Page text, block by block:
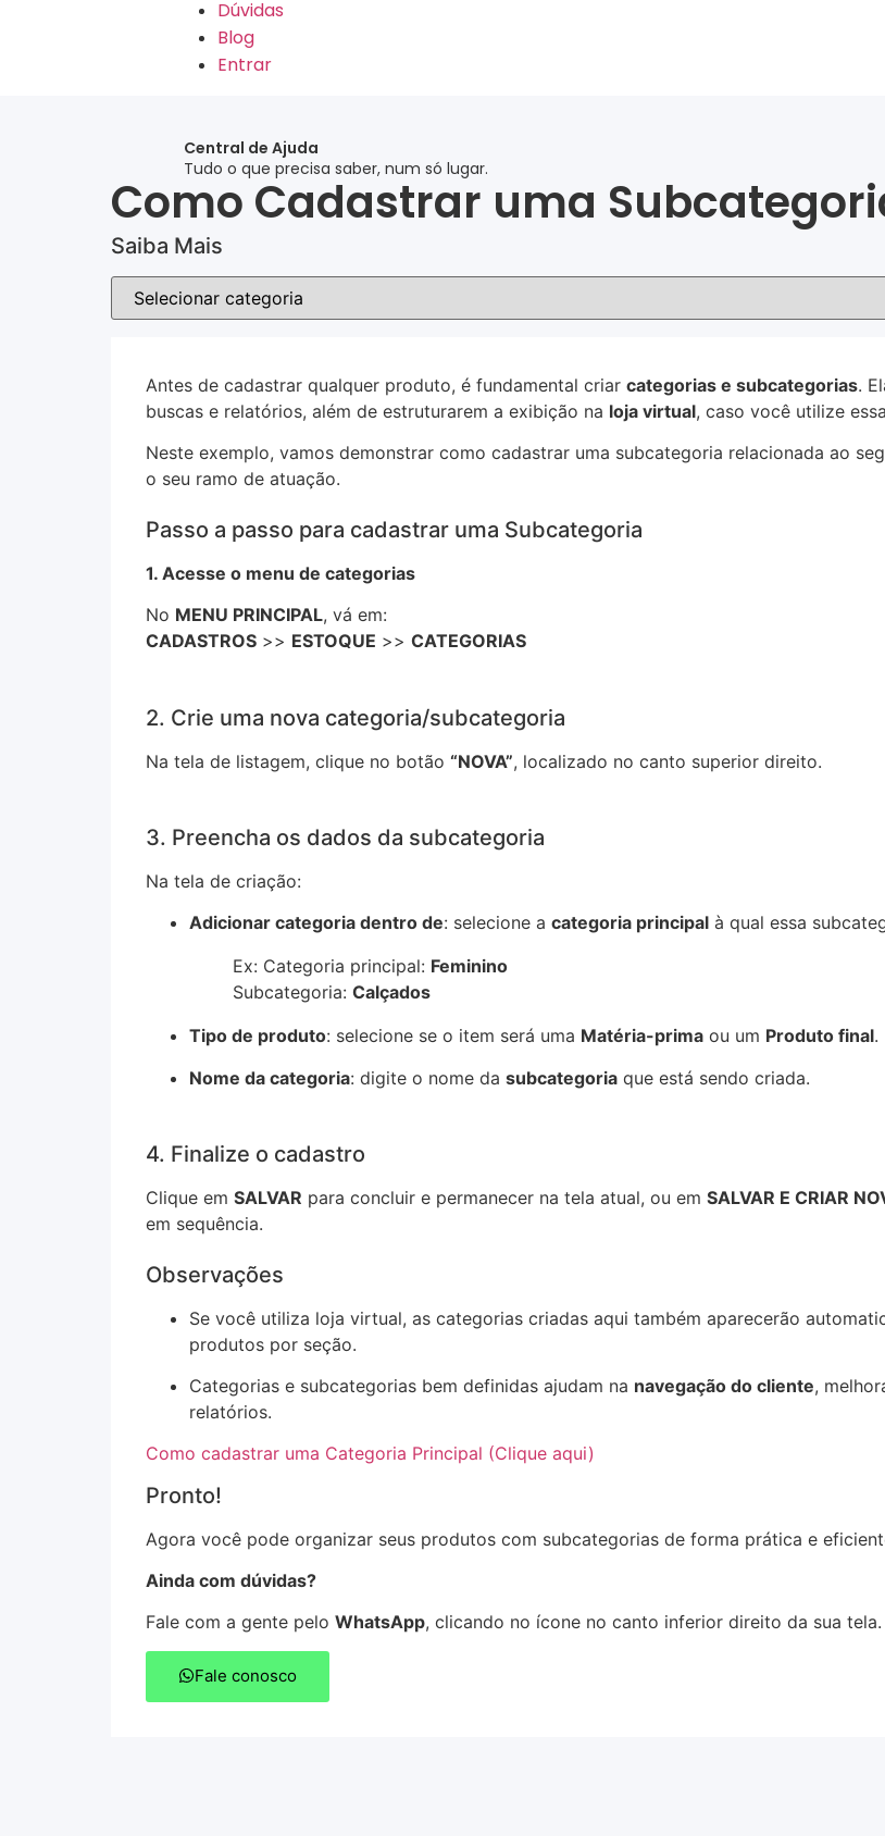
Dúvidas
Blog
Entrar
Central de Ajuda
Tudo o que precisa saber, num só lugar.
Como Cadastrar uma
Saiba Mais
Antes de cadastrar qualquer produto, é fundamental criar categorias e subcategorias.
buscas e relatórios, além de estruturarem a exibição na loja virtual, caso você utilize
Neste exemplo, vamos demonstrar como cadastrar uma subcategoria relacionada ao
o seu ramo de atuação.
Passo a passo para cadastrar uma Subcategoria
1. Acesse o menu de categorias
No MENU PRINCIPAL, vá em:
CADASTROS >> ESTOQUE >> CATEGORIAS
2. Crie uma nova categoria/subcategoria
Na tela de listagem, clique no botão “NOVA”, localizado no canto superior direito.
3. Preencha os dados da subcategoria
Na tela de criação:
Adicionar categoria dentro de: selecione a categoria principal à qual essa
Ex: Categoria principal: Feminino
Subcategoria: Calçados
Tipo de produto: selecione se o item será uma Matéria-prima ou um Produto final.
Nome da categoria: digite o nome da subcategoria que está sendo criada.
4. Finalize o cadastro
Clique em SALVAR para concluir e permanecer na tela atual, ou em SALVAR E CRIAR
em sequência.
Observações
Se você utiliza loja virtual, as categorias criadas aqui também aparecerão
produtos por seção.
Categorias e subcategorias bem definidas ajudam na navegação do cliente,
relatórios.
Como cadastrar uma Categoria Principal (Clique aqui)
Pronto!
Agora você pode organizar seus produtos com subcategorias de forma prática e
Ainda com dúvidas?
Fale com a gente pelo WhatsApp, clicando no ícone no canto inferior direito da sua tela.
Fale conosco